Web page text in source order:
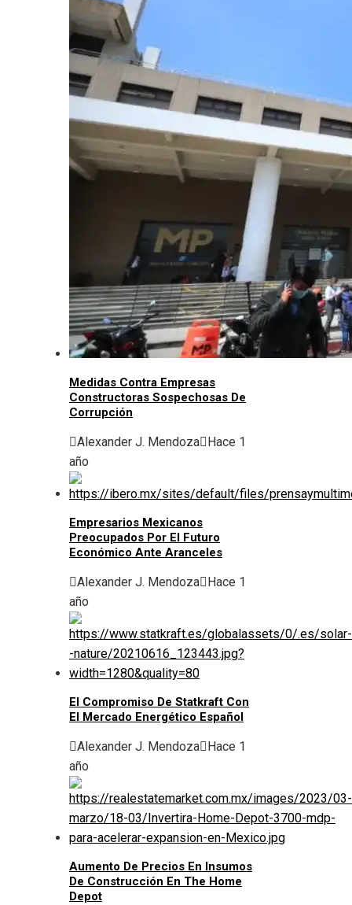
Medidas Contra Empresas
Constructoras Sospechosas De
Corrupción
Alexander J. Mendoza
Hace 1
año
Empresarios Mexicanos
Preocupados Por El Futuro
Económico Ante Aranceles
Alexander J. Mendoza
Hace 1
año
El Compromiso De Statkraft Con
El Mercado Energético Español
Alexander J. Mendoza
Hace 1
año
Aumento De Precios En Insumos
De Construcción En The Home
Depot